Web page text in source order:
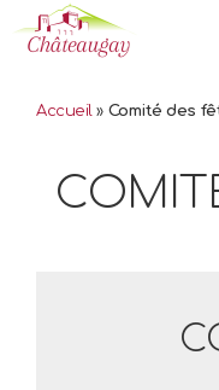
Accueil» Comité des